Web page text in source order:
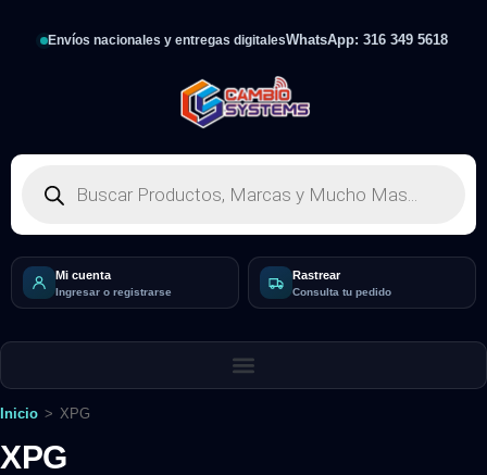
Envíos nacionales y entregas digitalesWhatsApp: 316 349 5618
Mi cuenta
Ingresar o registrarse
Rastrear
Consulta tu pedido
Inicio > XPG
XPG